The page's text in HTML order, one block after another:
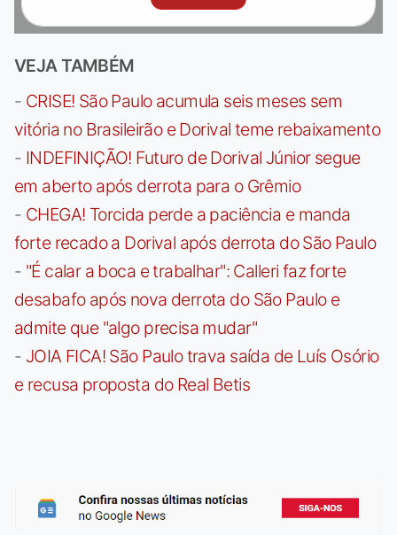
VEJA TAMBÉM
- CRISE! São Paulo acumula seis meses sem
vitória no Brasileirão e Dorival teme rebaixamento
- INDEFINIÇÃO! Futuro de Dorival Júnior segue
em aberto após derrota para o Grêmio
- CHEGA! Torcida perde a paciência e manda
forte recado a Dorival após derrota do São Paulo
- "É calar a boca e trabalhar": Calleri faz forte
desabafo após nova derrota do São Paulo e
admite que "algo precisa mudar"
- JOIA FICA! São Paulo trava saída de Luís Osório
e recusa proposta do Real Betis